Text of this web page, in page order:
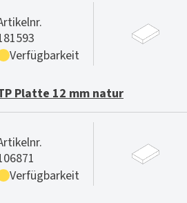
Verfügbarkeit
Platte 12 mm natur
Verfügbarkeit